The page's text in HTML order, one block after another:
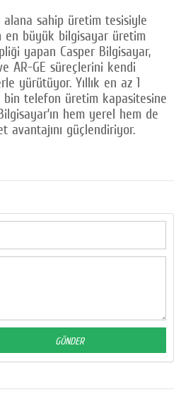
sahip üretim tesisiyle
en büyük bilgisayar üretim
yapan Casper Bilgisayar,
AR-GE süreçlerini kendi
yürütüyor. Yıllık en az 1
telefon üretim kapasitesine
hem yerel hem de
avantajını güçlendiriyor.